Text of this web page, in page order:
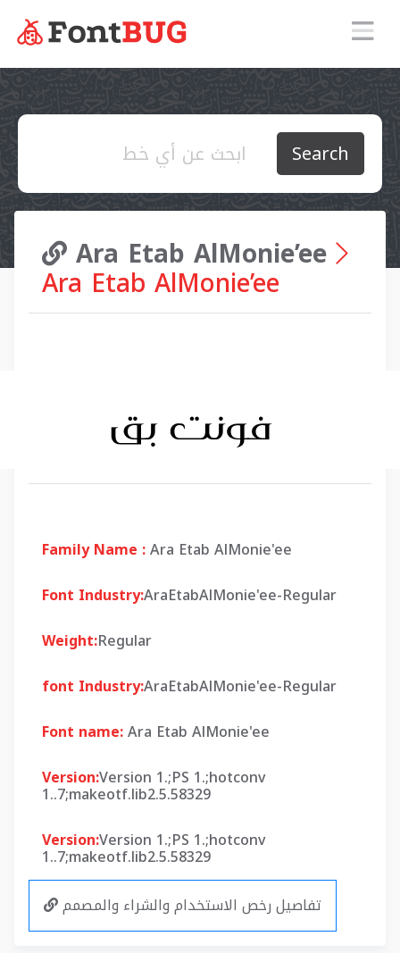
Search
Ara Etab AlMonie’ee
Ara Etab AlMonie’ee
Family Name :Ara Etab AlMonie'ee
Font Industry:AraEtabAlMonie'ee-Regular
Weight:Regular
font Industry:AraEtabAlMonie'ee-Regular
Font name:Ara Etab AlMonie'ee
Version:Version 1.;PS 1.;hotconv
1..7;makeotf.lib2.5.58329
Version:Version 1.;PS 1.;hotconv
1..7;makeotf.lib2.5.58329
تفاصيل رخص الاستخدام والشراء والمصمم